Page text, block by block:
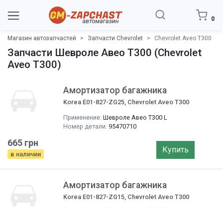
0
Магазин автозапчастей Запчасти Chevrolet Chevrolet Aveo T300
Запчасти Шевроле Авео Т300 (Chevrolet
Aveo T300)
Амортизатор багажника
Korea E01-827-ZG25, Chevrolet Aveo T300
Применение: Шевроле Авео T300 L
Номер детали: 95470710
665 грн
в наличии Купить
Амортизатор багажника
Korea E01-827-ZG15, Chevrolet Aveo T300